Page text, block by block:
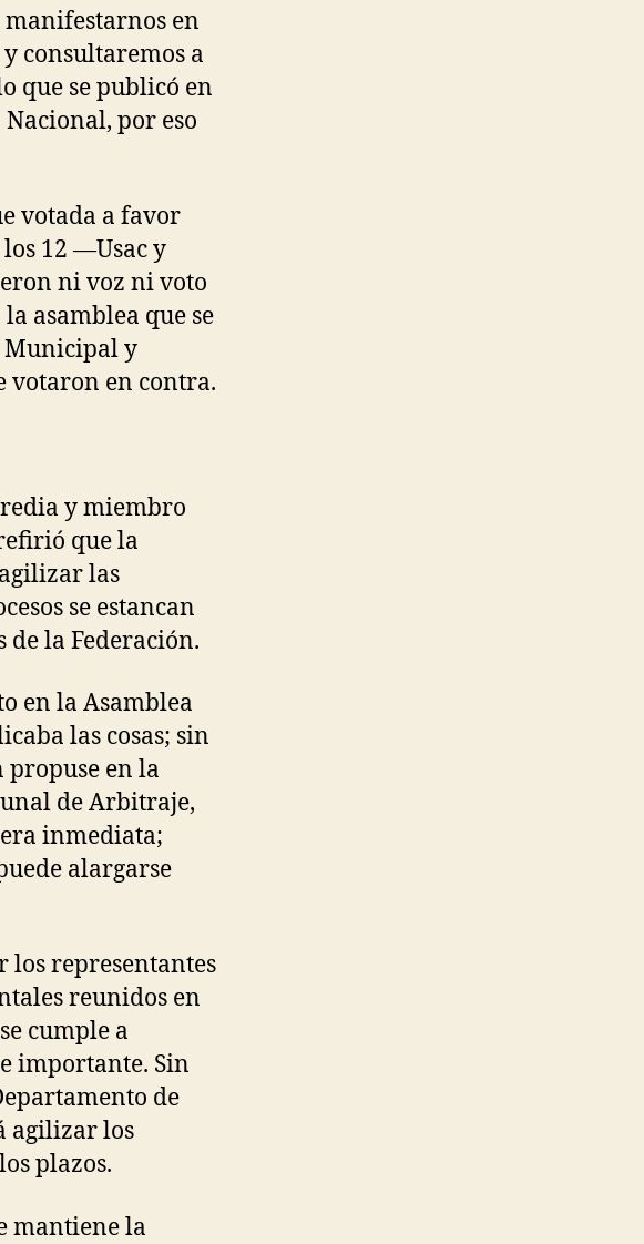
manifestarnos en
consultaremos a
que se publicó en
por eso
votada a favor
12 —Usac y
ni voz ni voto
asamblea que se
Municipal y
votaron en contra.
y miembro
que la
las
se estancan
de la Federación.
en la Asamblea
las cosas; sin
propuse en la
de Arbitraje,
inmediata;
alargarse
los representantes
reunidos en
cumple a
importante. Sin
de
agilizar los
plazos.
mantiene la